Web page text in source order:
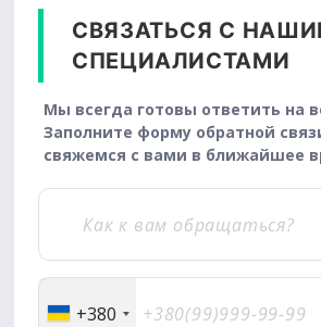
СВЯЗАТЬСЯ С
СПЕЦИАЛИСТАМИ
Мы всегда готовы ответить на
Заполните форму обратной
свяжемся с вами в ближайшее
+380